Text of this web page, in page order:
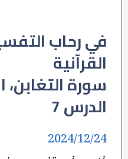
في رحاب
القرآنية
الدرس 7
2024/12/24